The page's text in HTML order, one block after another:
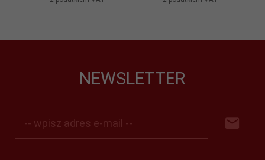
NEWSLETTER
-- wpisz adres e-mail --